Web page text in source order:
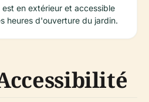
est en extérieur et accessible
heures d'ouverture du jardin.